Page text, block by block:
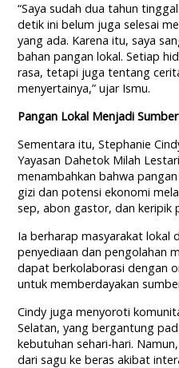
“Saya sudah dua tahun
detik ini belum juga selesai
yang ada. Karena itu, saya
bahan pangan lokal. Setiap
rasa, tetapi juga tentang
menyertainya,” ujar Ismu.
Pangan Lokal Menjadi
Sementara itu, Stephanie
Yayasan Dahetok Milah
menambahkan bahwa
gizi dan potensi ekonomi
sep, abon gastor, dan keripik
Ia berharap masyarakat lokal
penyediaan dan pengolahan
dapat berkolaborasi dengan
untuk memberdayakan
Cindy juga menyoroti
Selatan, yang bergantung
kebutuhan sehari-hari.
dari sagu ke beras akibat